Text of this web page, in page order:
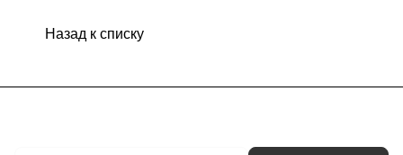
Назад к списку